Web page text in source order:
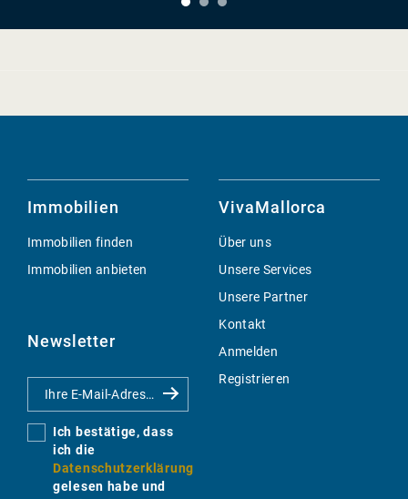
Immobilien
Immobilien finden
Immobilien anbieten
Newsletter
Ich bestätige, dass
ich die
Datenschutzerklärung
gelesen habe und
VivaMallorca
Über uns
Unsere Services
Unsere Partner
Kontakt
Anmelden
Registrieren